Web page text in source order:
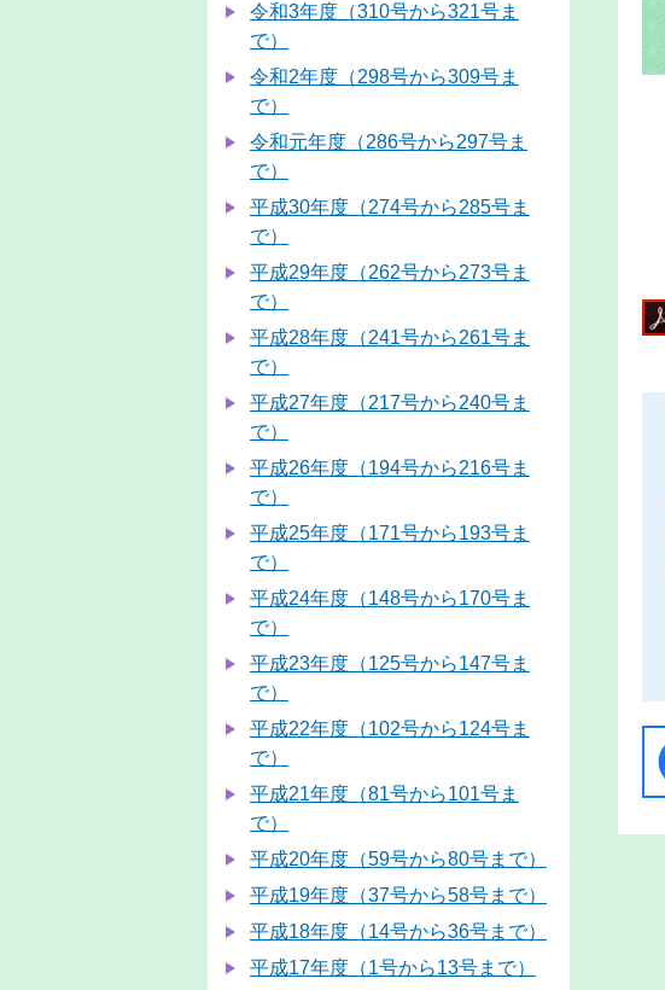
令和3年度（310号から321号ま
で）
令和2年度（298号から309号ま
で）
令和元年度（286号から297号ま
で）
平成30年度（274号から285号ま
で）
平成29年度（262号から273号ま
で）
平成28年度（241号から261号ま
で）
平成27年度（217号から240号ま
で）
平成26年度（194号から216号ま
で）
平成25年度（171号から193号ま
で）
平成24年度（148号から170号ま
で）
平成23年度（125号から147号ま
で）
平成22年度（102号から124号ま
で）
平成21年度（81号から101号ま
で）
平成20年度（59号から80号まで）
平成19年度（37号から58号まで）
平成18年度（14号から36号まで）
平成17年度（1号から13号まで）